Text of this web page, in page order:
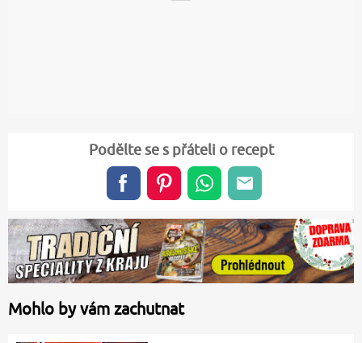
Podělte se s přáteli o recept
Mohlo by vám zachutnat